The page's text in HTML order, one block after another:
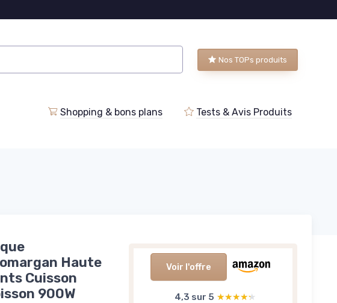
Nos TOPs produits
Shopping & bons plans Tests & Avis Produits
Voir l'offre
4,3 sur 5 ★★★★★
★★★★★
Haute
Cuisson
900W